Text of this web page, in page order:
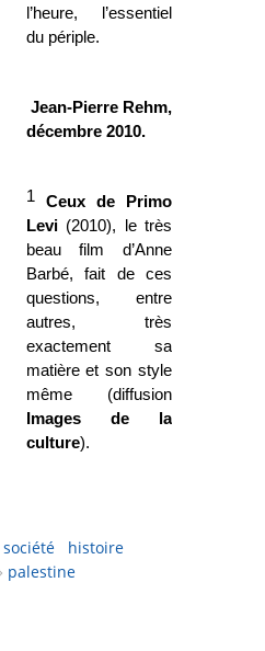
l’heure, l’essentiel
du périple.
Jean-Pierre Rehm,
décembre 2010.
1 Ceux de Primo
Levi (2010), letrès
beau film d’Anne
Barbé, fait de ces
questions, entre
autres, très
exactement sa
matière et son style
même (diffusion
Images de la
culture).
société
histoire
palestine